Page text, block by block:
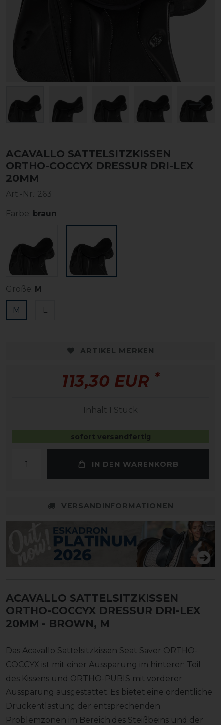
ACAVALLO SATTELSITZKISSEN
ORTHO-COCCYX DRESSUR DRI-LEX
20MM
Art.-Nr.: 263
Farbe: braun
Größe: M
M L
ARTIKEL MERKEN
113,30 EUR *
Inhalt 1 Stück
sofort versandfertig
IN DEN WARENKORB
VERSANDINFORMATIONEN
ACAVALLO SATTELSITZKISSEN
ORTHO-COCCYX DRESSUR DRI-LEX
20MM - BROWN, M
Das Acavallo Sattelsitzkissen Seat Saver ORTHO-
COCCYX ist mit einer Aussparung im hinteren Teil
des Kissens und ORTHO-PUBIS mit vorderer
Aussparung ausgestattet. Es bietet eine ordentliche
Druckentlastung der entsprechenden
Problemzonen im Bereich des Steißbeins und der